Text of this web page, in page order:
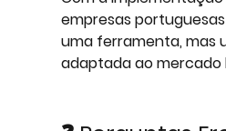
empresas
uma ferramenta, mas
adaptada ao mercado